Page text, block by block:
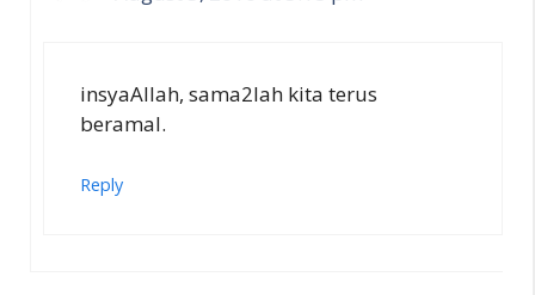
insyaAllah, sama2lah kita terus
beramal.
Reply